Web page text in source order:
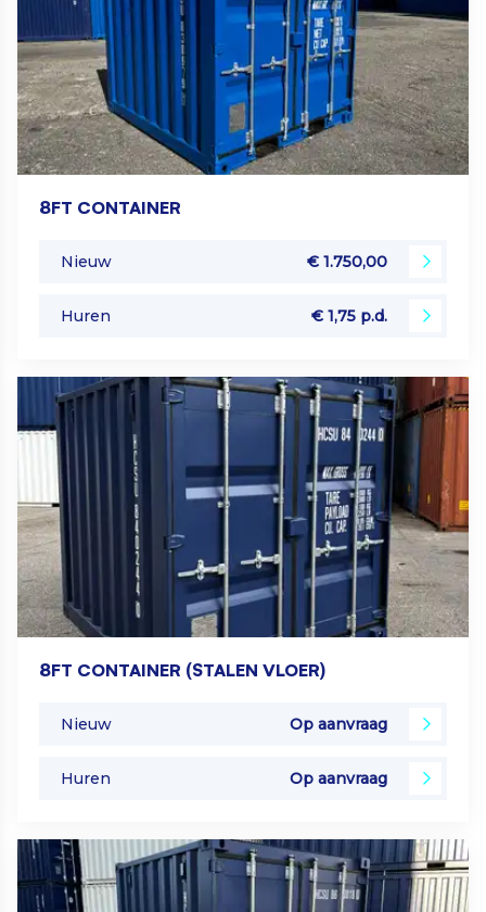
8FT CONTAINER
Nieuw € 1.750,00
Huren € 1,75 p.d.
8FT CONTAINER (STALEN VLOER)
Nieuw Op aanvraag
Huren Op aanvraag